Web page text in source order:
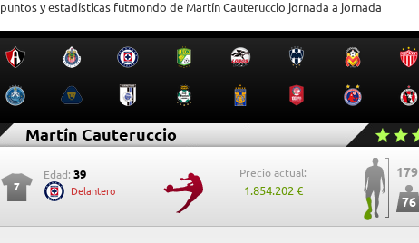
y estadísticas futmondo de Martín Cauteruccio jornada a jornada
Martín Cauteruccio
7
Edad: 39
Delantero
Precio actual:
1.854.202 €
179
76